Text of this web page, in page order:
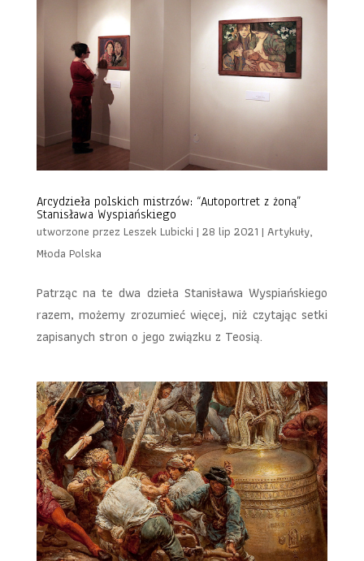
Arcydzieła polskich mistrzów: “Autoportret z żoną”
Stanisława Wyspiańskiego
utworzone przez Leszek Lubicki | 28 lip 2021 | Artykuły,
Młoda Polska
Patrząc na te dwa dzieła Stanisława Wyspiańskiego
razem, możemy zrozumieć więcej, niż czytając setki
zapisanych stron o jego związku z Teosią.